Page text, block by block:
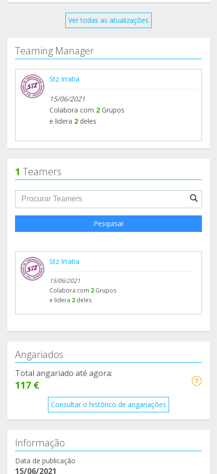
Ver todas as atualizações
Teaming Manager
Stz Irratia
15/06/2021
Colabora com 2 Grupos
e lidera 2 deles
1 Teamers
groupProfile.searchForm.search.text???
Pesquisar
Stz Irratia
15/06/2021
Colabora com 2 Grupos
e lidera 2 deles
Angariados
Total angariado até agora:
117 €
Consultar o histórico de angariações
Informação
Data de publicação
15/06/2021